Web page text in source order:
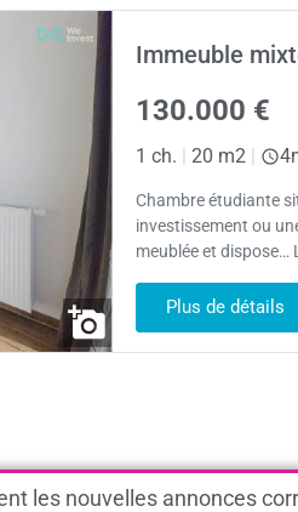
Immeuble
130.000 €
1 ch. | 20 m2 |
Chambre étudiante
investissement ou
meublée et dispose…
Plus de détails
les nouvelles annonces